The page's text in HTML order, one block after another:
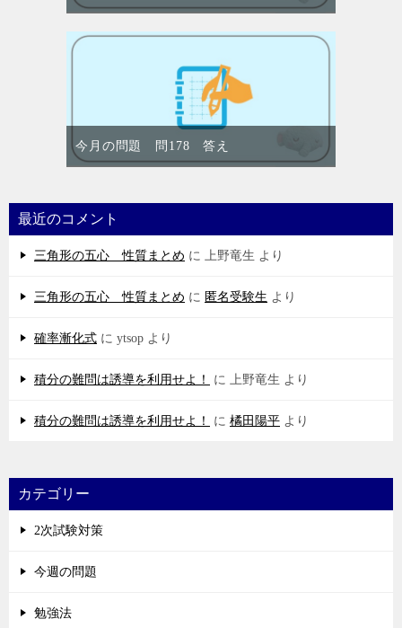
今月の問題 問178 答え
最近のコメント
三角形の五心 性質まとめ に 上野竜生 より
三角形の五心 性質まとめ に 匿名受験生 より
確率漸化式 に ytsop より
積分の難問は誘導を利用せよ！ に 上野竜生 より
積分の難問は誘導を利用せよ！ に 橘田陽平 より
カテゴリー
2次試験対策
今週の問題
勉強法